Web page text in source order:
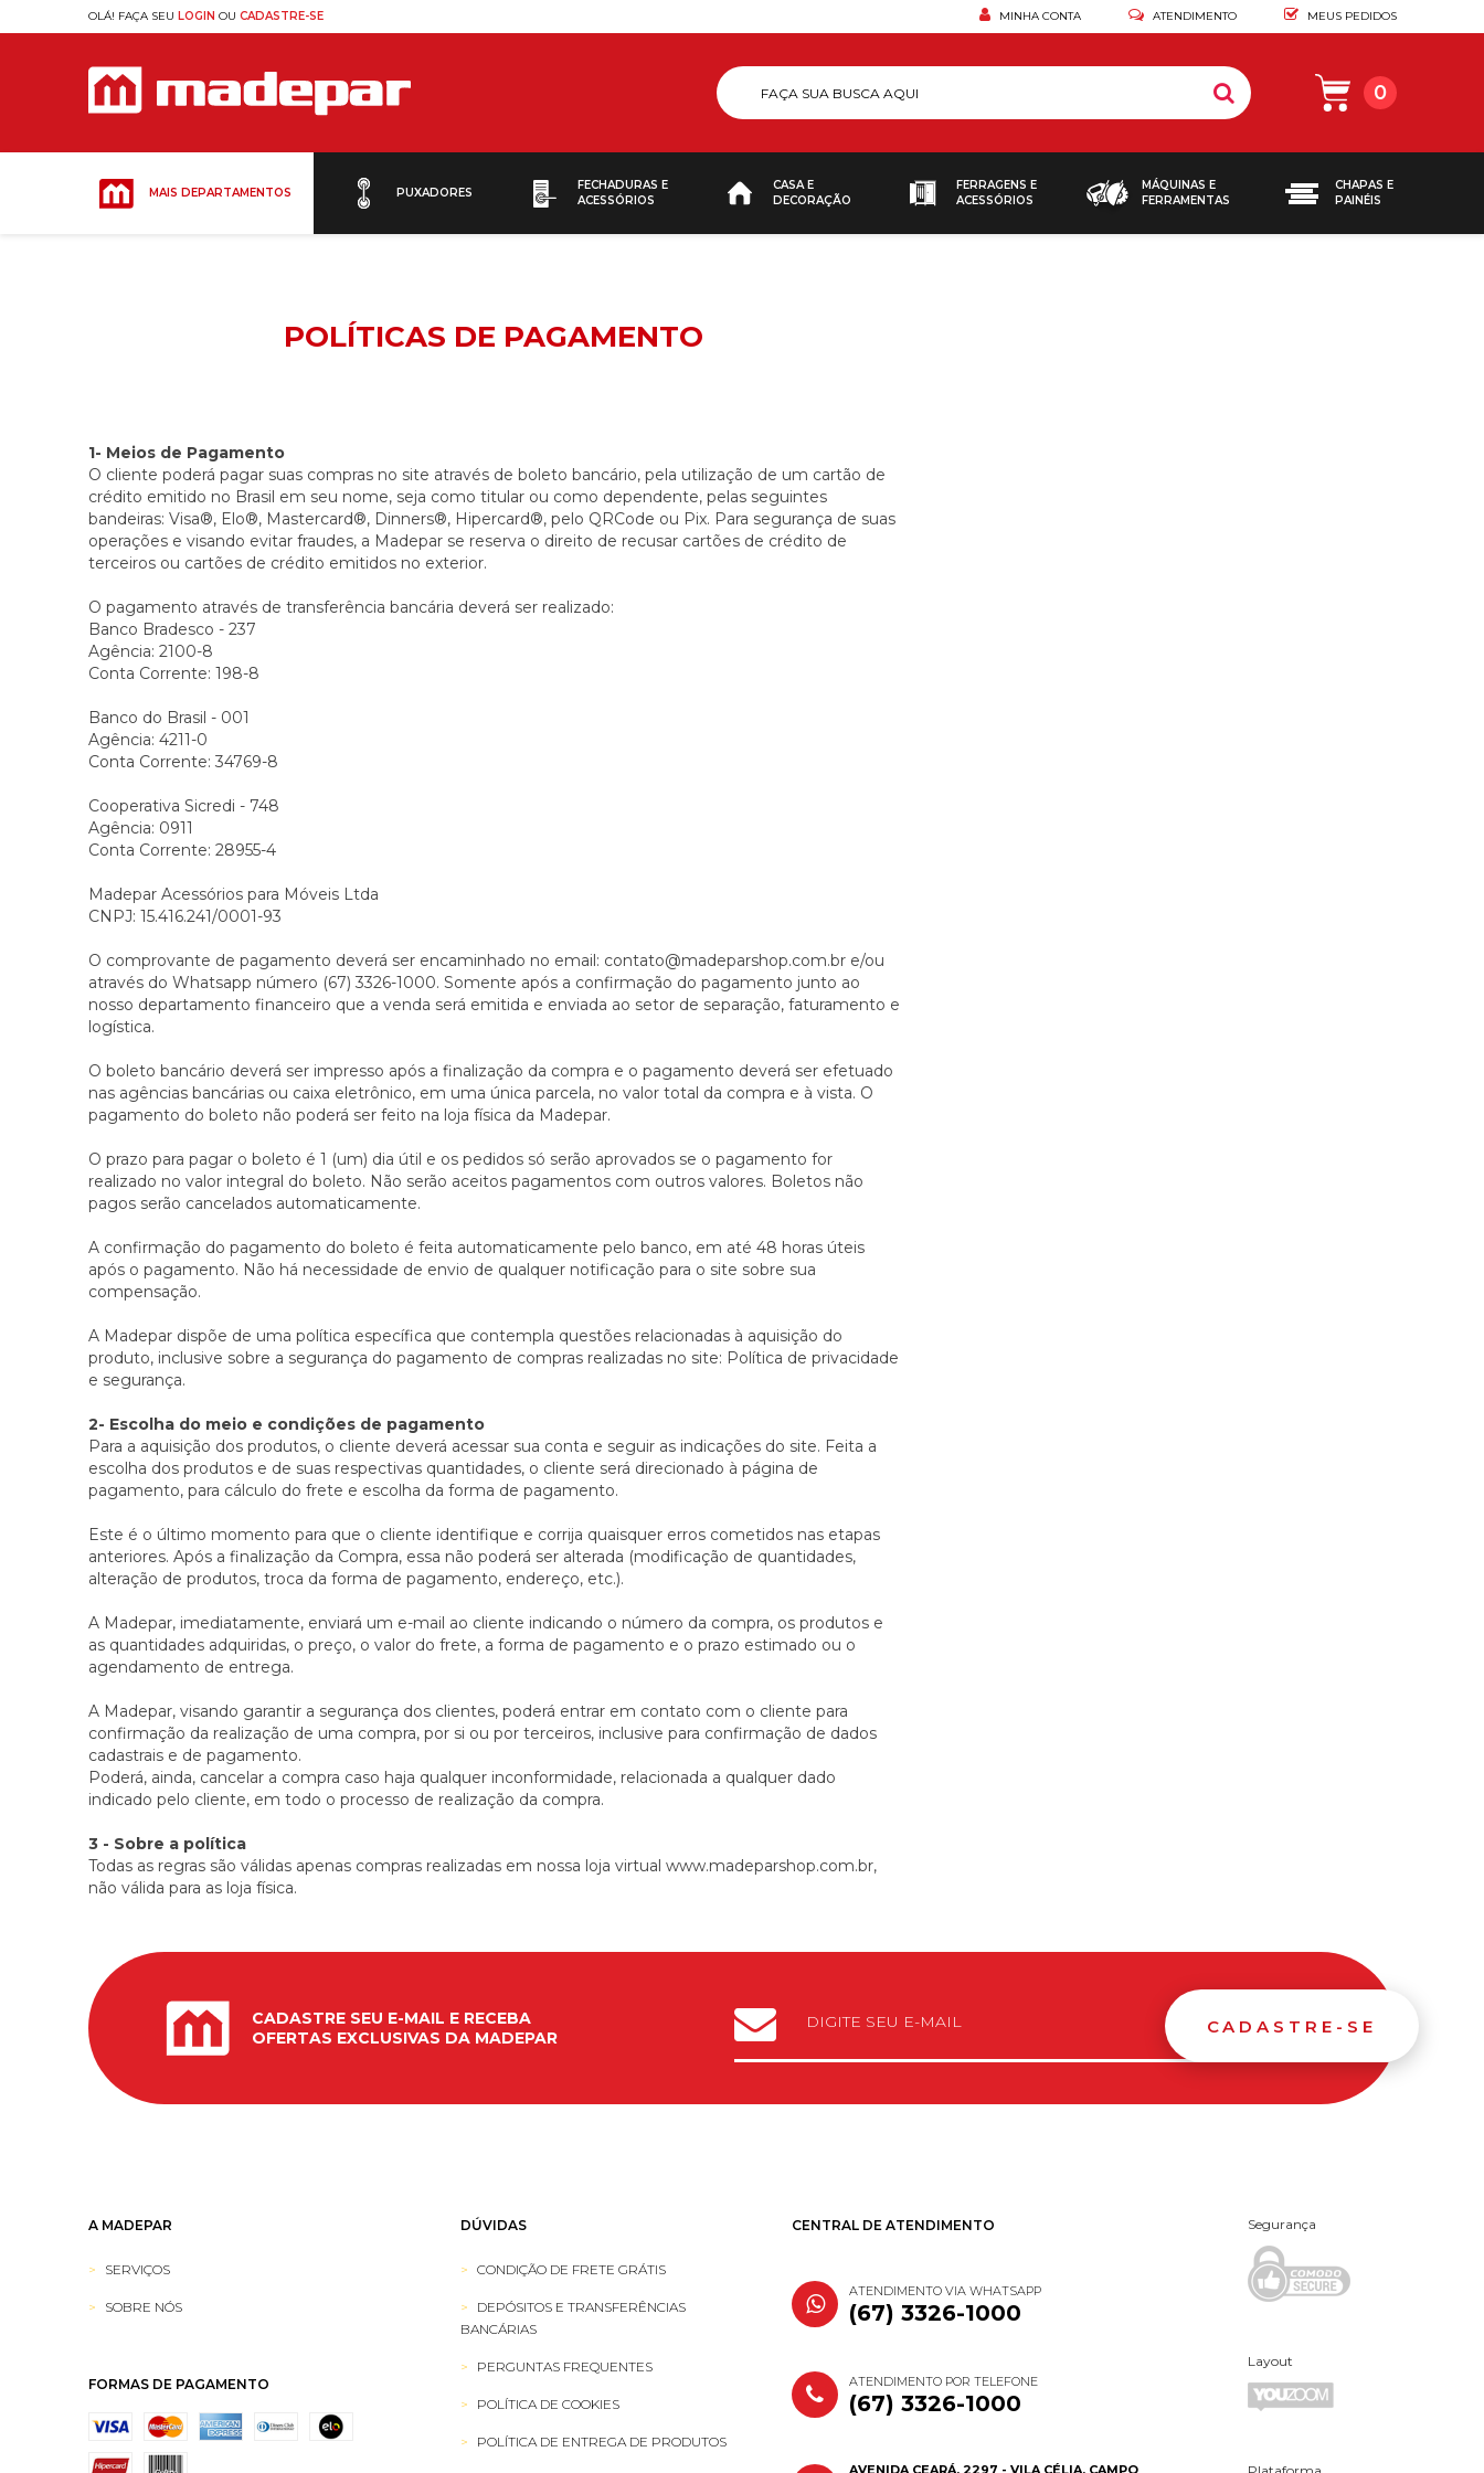
OLÁ! FAÇA SEU LOGIN OU CADASTRE-SE MINHA CONTA ATENDIMENTO MEUS PEDIDOS
0
MAIS DEPARTAMENTOS PUXADORES
FECHADURAS E
ACESSÓRIOS
CASA E
DECORAÇÃO
FERRAGENS E
ACESSÓRIOS
MÁQUINAS E
FERRAMENTAS
CHAPAS E
PAINÉIS
POLÍTICAS DE PAGAMENTO
1- Meios de Pagamento
O cliente poderá pagar suas compras no site através de boleto bancário, pela utilização de um cartão de
crédito emitido no Brasil em seu nome, seja como titular ou como dependente, pelas seguintes
bandeiras: Visa®, Elo®, Mastercard®, Dinners®, Hipercard®, pelo QRCode ou Pix. Para segurança de suas
operações e visando evitar fraudes, a Madepar se reserva o direito de recusar cartões de crédito de
terceiros ou cartões de crédito emitidos no exterior.
O pagamento através de transferência bancária deverá ser realizado:
Banco Bradesco - 237
Agência: 2100-8
Conta Corrente: 198-8
Banco do Brasil - 001
Agência: 4211-0
Conta Corrente: 34769-8
Cooperativa Sicredi - 748
Agência: 0911
Conta Corrente: 28955-4
Madepar Acessórios para Móveis Ltda
CNPJ: 15.416.241/0001-93
O comprovante de pagamento deverá ser encaminhado no email: contato@madeparshop.com.br e/ou
através do Whatsapp número (67) 3326-1000. Somente após a confirmação do pagamento junto ao
nosso departamento financeiro que a venda será emitida e enviada ao setor de separação, faturamento e
logística.
O boleto bancário deverá ser impresso após a finalização da compra e o pagamento deverá ser efetuado
nas agências bancárias ou caixa eletrônico, em uma única parcela, no valor total da compra e à vista. O
pagamento do boleto não poderá ser feito na loja física da Madepar.
O prazo para pagar o boleto é 1 (um) dia útil e os pedidos só serão aprovados se o pagamento for
realizado no valor integral do boleto. Não serão aceitos pagamentos com outros valores. Boletos não
pagos serão cancelados automaticamente.
A confirmação do pagamento do boleto é feita automaticamente pelo banco, em até 48 horas úteis
após o pagamento. Não há necessidade de envio de qualquer notificação para o site sobre sua
compensação.
A Madepar dispõe de uma política específica que contempla questões relacionadas à aquisição do
produto, inclusive sobre a segurança do pagamento de compras realizadas no site: Política de privacidade
e segurança.
2- ​Escolha do meio e condições de pagamento
Para a aquisição dos produtos, o cliente deverá acessar sua conta e seguir as indicações do site. Feita a
escolha dos produtos e de suas respectivas quantidades, o cliente será direcionado à página de
pagamento, para cálculo do frete e escolha da forma de pagamento.
Este é o último momento para que o cliente identifique e corrija quaisquer erros cometidos nas etapas
anteriores. Após a finalização da Compra, essa não poderá ser alterada (modificação de quantidades,
alteração de produtos, troca da forma de pagamento, endereço, etc.).
A Madepar, imediatamente, enviará um e-mail ao cliente indicando o número da compra, os produtos e
as quantidades adquiridas, o preço, o valor do frete, a forma de pagamento e o prazo estimado ou o
agendamento de entrega.
A Madepar, visando garantir a segurança dos clientes, poderá entrar em contato com o cliente para
confirmação da realização de uma compra, por si ou por terceiros, inclusive para confirmação de dados
cadastrais e de pagamento.
Poderá, ainda, cancelar a compra caso haja qualquer inconformidade, relacionada a qualquer dado
indicado pelo cliente, em todo o processo de realização da compra.
3 - Sobre a política
Todas as regras são válidas apenas compras realizadas em nossa loja virtual www.madeparshop.com.br,
não válida para as loja física.
CADASTRE SEU E-MAIL E RECEBA
OFERTAS EXCLUSIVAS DA MADEPAR
CADASTRE-SE
A MADEPAR
SERVIÇOS
SOBRE NÓS
FORMAS DE PAGAMENTO
DÚVIDAS
CONDIÇÃO DE FRETE GRÁTIS
DEPÓSITOS E TRANSFERÊNCIAS
BANCÁRIAS
PERGUNTAS FREQUENTES
POLÍTICA DE COOKIES
POLÍTICA DE ENTREGA DE PRODUTOS
CENTRAL DE ATENDIMENTO
ATENDIMENTO VIA WHATSAPP
(67) 3326-1000
ATENDIMENTO POR TELEFONE
(67) 3326-1000
AVENIDA CEARÁ, 2297 - VILA CÉLIA, CAMPO
Segurança
Layout